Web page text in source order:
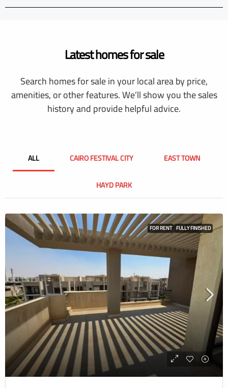
Latest homes for sale
Search homes for sale in your local area by price,
amenities, or other features. We’ll show you the sales
history and provide helpful advice.
ALL CAIRO FESTIVAL CITY EAST TOWN
HAYD PARK
FOR RENT FULLY FINISHED